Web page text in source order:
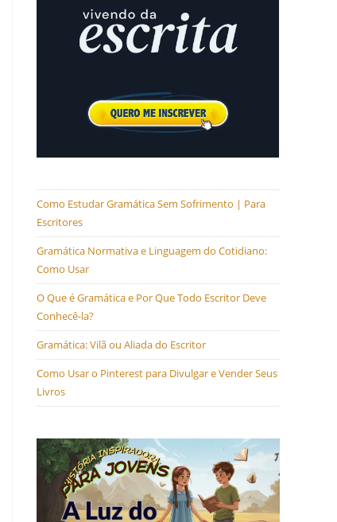
Como Estudar Gramática Sem Sofrimento | Para
Escritores
Gramática Normativa e Linguagem do Cotidiano:
Como Usar
O Que é Gramática e Por Que Todo Escritor Deve
Conhecê-la?
Gramática: Vilã ou Aliada do Escritor
Como Usar o Pinterest para Divulgar e Vender Seus
Livros